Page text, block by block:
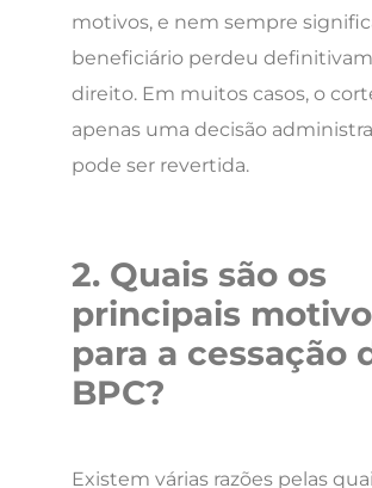
motivos, e nem sempre
beneficiário perdeu
direito. Em muitos casos, o
apenas uma decisão
pode ser revertida.
2. Quais são os
principais
para a cessação
BPC?
Existem várias razões pelas